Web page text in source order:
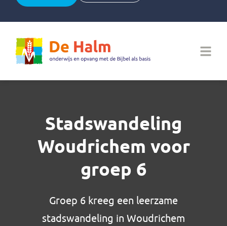
Stadswandeling
Woudrichem voor
groep 6
Groep 6 kreeg een leerzame
stadswandeling in Woudrichem